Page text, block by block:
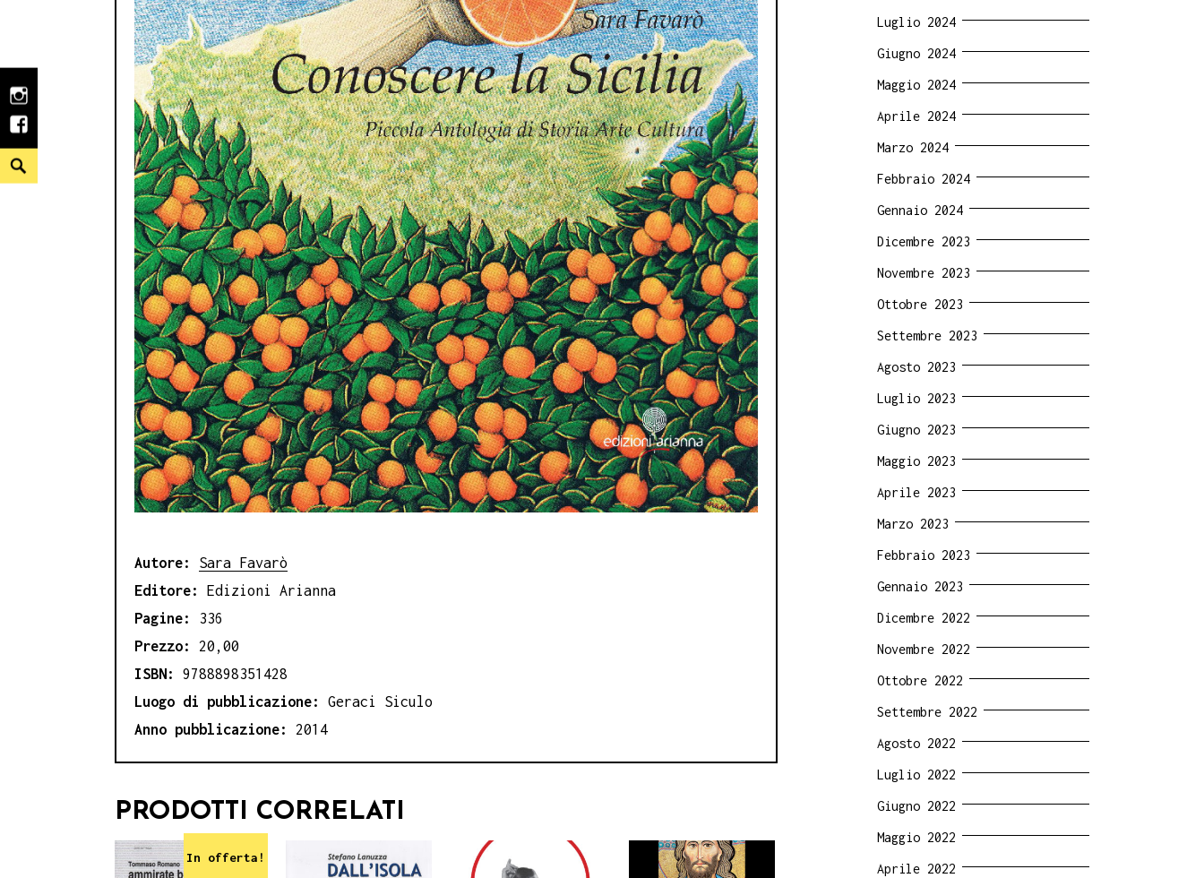
instagram
facebook
Search
Autore: Sara Favarò
Editore:
Edizioni Arianna
Pagine:
336
Prezzo: 20,00
ISBN: 9788898351428
Luogo di pubblicazione: Geraci Siculo
Anno pubblicazione: 2014
PRODOTTI CORRELATI
In offerta!
Luglio 2024
Giugno 2024
Maggio 2024
Aprile 2024
Marzo 2024
Febbraio 2024
Gennaio 2024
Dicembre 2023
Novembre 2023
Ottobre 2023
Settembre 2023
Agosto 2023
Luglio 2023
Giugno 2023
Maggio 2023
Aprile 2023
Marzo 2023
Febbraio 2023
Gennaio 2023
Dicembre 2022
Novembre 2022
Ottobre 2022
Settembre 2022
Agosto 2022
Luglio 2022
Giugno 2022
Maggio 2022
Aprile 2022